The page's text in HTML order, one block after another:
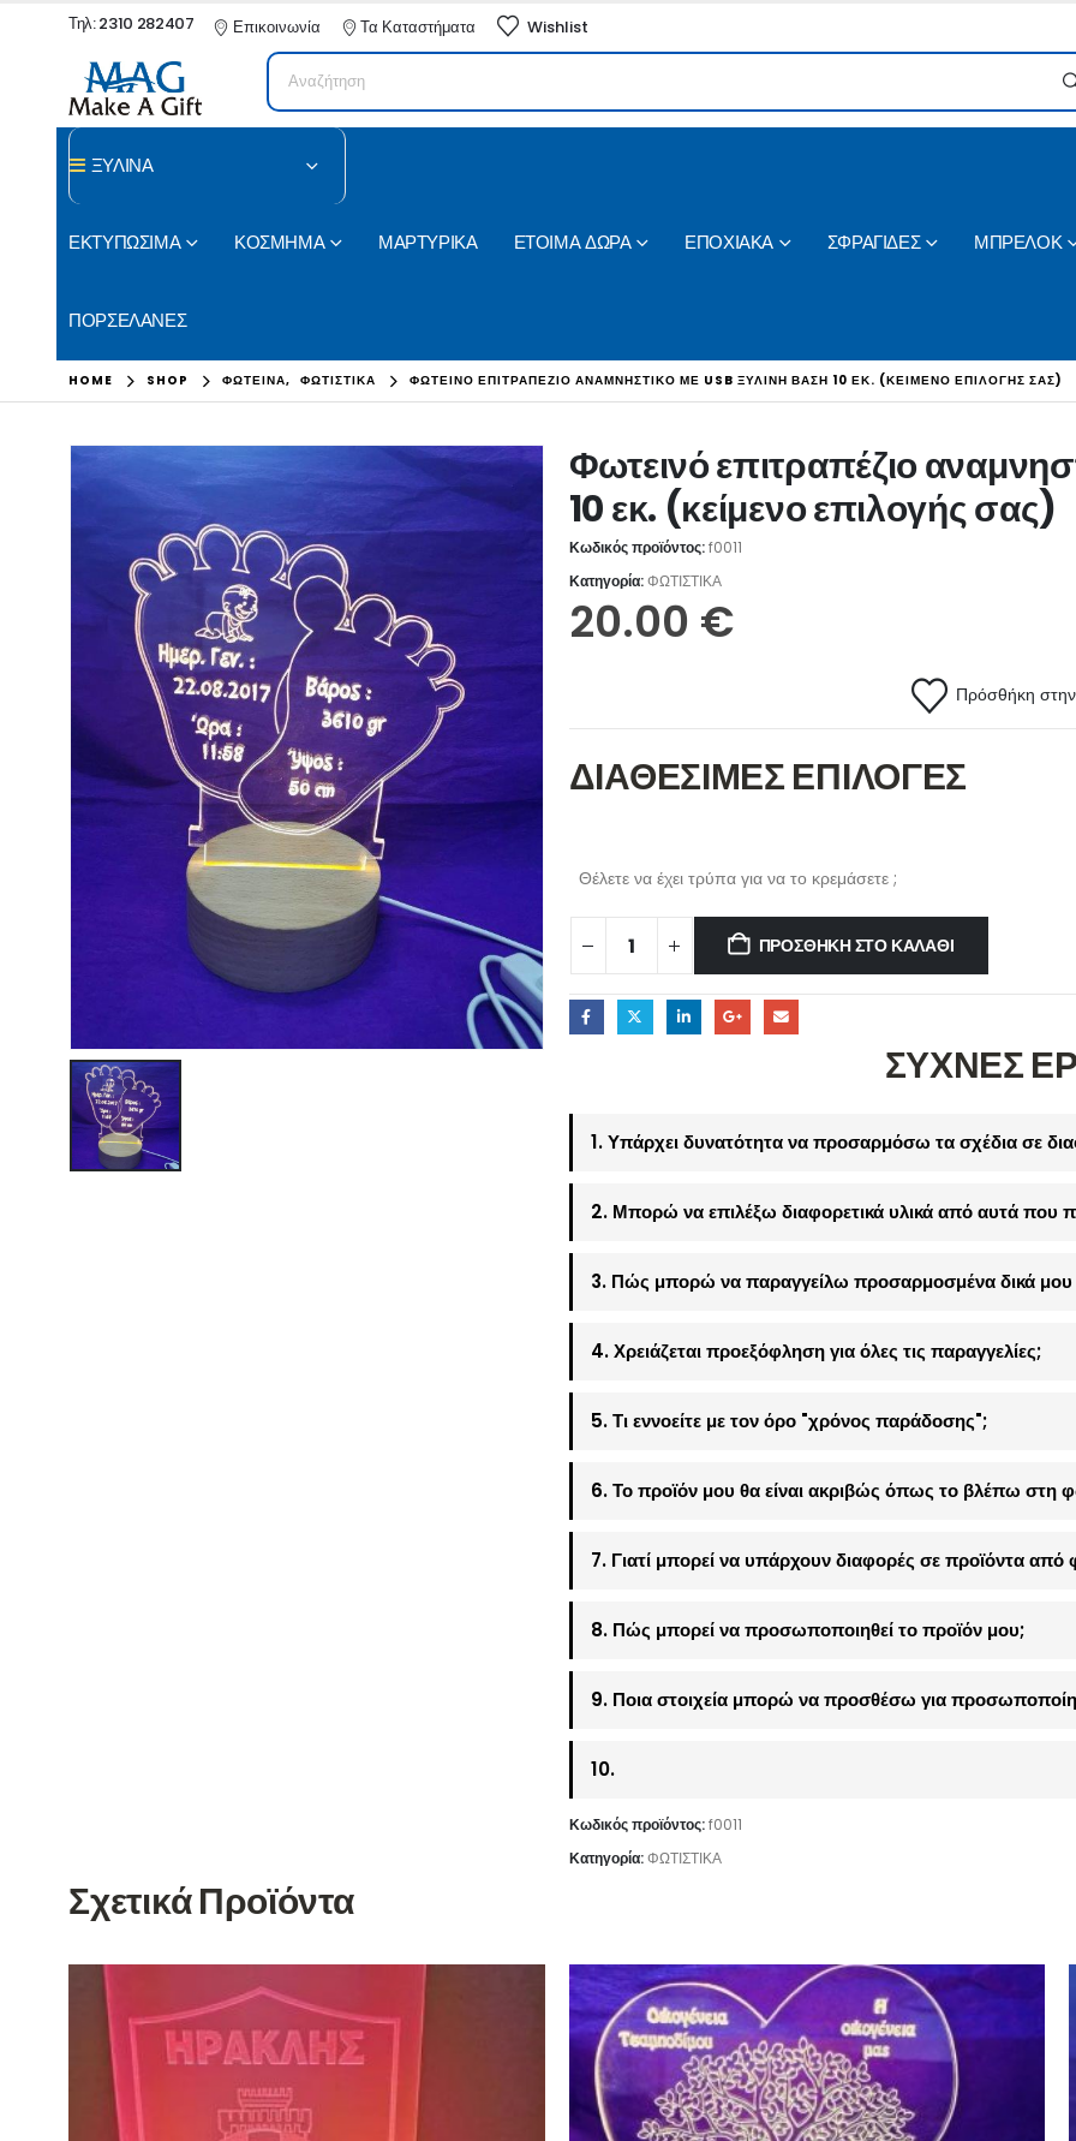
Τηλ: 2310 282407 Επικοινωνία Τα Καταστήματα Wishlist
ΞΥΛΙΝΑ
ΕΚΤΥΠΩΣΙΜΑ ΚΟΣΜΗΜΑ ΜΑΡΤΥΡΙΚΑ ΕΤΟΙΜΑ ΔΩΡΑ ΕΠΟΧΙΑΚΑ ΣΦΡΑΓΙΔΕΣ ΜΠΡΕΛΟΚ
ΠΟΡΣΕΛΑΝΕΣ
HOME SHOP ΦΩΤΕΙΝΑ, ΦΩΤΙΣΤΙΚΑ ΦΩΤΕΙΝΌ ΕΠΙΤΡΑΠΈΖΙΟ ΑΝΑΜΝΗΣΤΙΚΌ ΜΕ USB ΞΎΛΙΝΗ ΒΆΣΗ 10 ΕΚ. (ΚΕΊΜΕΝΟ ΕΠΙΛΟΓΉΣ ΣΑΣ)
Φωτεινό επιτραπέζιο
10 εκ. (κείμενο επιλογής σας)
Κωδικός προϊόντος:f0011
Κατηγορία:ΦΩΤΙΣΤΙΚΑ
20.00 €
Πρόσθήκη στην
ΔΙΑΘΕΣΙΜΕΣ ΕΠΙΛΟΓΕΣ
Θέλετε να έχει τρύπα για να το κρεμάσετε ;
ΠΡΟΣΘΉΚΗ ΣΤΟ ΚΑΛΆΘΙ
ΣΥΧΝΕΣ
1. Υπάρχει δυνατότητα να προσαρμόσω τα σχέδια σε
2. Μπορώ να επιλέξω διαφορετικά υλικά από αυτά που
3. Πώς μπορώ να παραγγείλω προσαρμοσμένα δικά μου
4. Χρειάζεται προεξόφληση για όλες τις παραγγελίες;
5. Τι εννοείτε με τον όρο "χρόνος παράδοσης";
6. Το προϊόν μου θα είναι ακριβώς όπως το βλέπω στη
7. Γιατί μπορεί να υπάρχουν διαφορές σε προϊόντα από
8. Πώς μπορεί να προσωποποιηθεί το προϊόν μου;
9. Ποια στοιχεία μπορώ να προσθέσω για
10.
Κωδικός προϊόντος:f0011
Κατηγορία:ΦΩΤΙΣΤΙΚΑ
Σχετικά Προϊόντα